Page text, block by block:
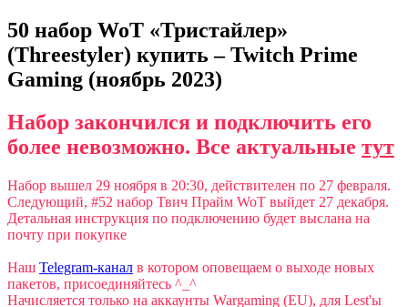
50 набор WoT «Тристайлер»
(Threestyler) купить – Twitch Prime
Gaming (ноябрь 2023)
Набор закончился и подключить его
более невозможно. Все актуальные тут
Набор вышел 29 ноября в 20:30, действителен по 27 февраля.
Следующий, #52 набор Твич Прайм WoT выйдет 27 декабря.
Детальная инструкция по подключению будет выслана на
почту при покупке
Наш Telegram-канал в котором оповещаем о выходе новых
пакетов, присоединяйтесь ^_^
Начисляется только на аккаунты Wargaming (EU), для Lest'ы